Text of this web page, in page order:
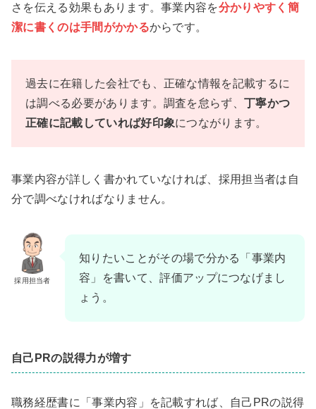
さを伝える効果もあります。事業内容を分かりやすく簡
潔に書くのは手間がかかるからです。
過去に在籍した会社でも、正確な情報を記載するに
は調べる必要があります。調査を怠らず、丁寧かつ
正確に記載していれば好印象につながります。
事業内容が詳しく書かれていなければ、採用担当者は自
分で調べなければなりません。
採用担当者
知りたいことがその場で分かる「事業内
容」を書いて、評価アップにつなげまし
ょう。
自己PRの説得力が増す
職務経歴書に「事業内容」を記載すれば、自己PRの説得